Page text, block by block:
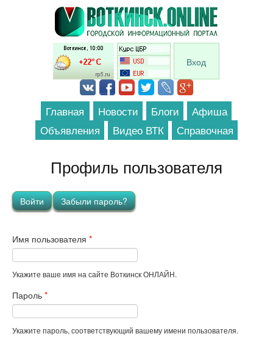
Перейти к основному содержанию
Вход
Главная Новости Блоги
Афиша
Объявления
Видео ВТК Справочная
Профиль пользователя
Главные вкладки
Войти(активная вкладка)
Забыли пароль?
Имя пользователя *
Укажите ваше имя на сайте Воткинск ОНЛАЙН.
Пароль *
Укажите пароль, соответствующий вашему имени пользователя.